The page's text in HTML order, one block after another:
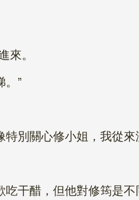
。
”
關心修小姐，我從來
干醋，但他對修筠是不